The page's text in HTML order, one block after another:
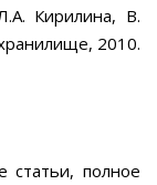
Кирилина, В.
2010.
статьи, полное